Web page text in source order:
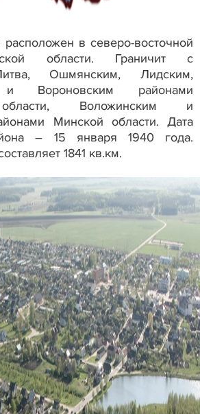
в северо-восточной
области. Граничит с
Ошмянским, Лидским,
и Вороновским районами
области, Воложинским и
Минской области. Дата
– 15 января 1940 года.
1841 кв.км.